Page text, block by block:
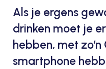
Als je ergens
drinken moet je
hebben, met
smartphone